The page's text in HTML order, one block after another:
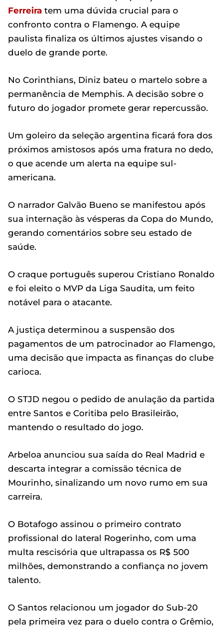
Ferreira tem uma dúvida crucial para o
confronto contra o Flamengo. A equipe
paulista finaliza os últimos ajustes visando o
duelo de grande porte.
No Corinthians, Diniz bateu o martelo sobre a
permanência de Memphis. A decisão sobre o
futuro do jogador promete gerar repercussão.
Um goleiro da seleção argentina ficará fora dos
próximos amistosos após uma fratura no dedo,
o que acende um alerta na equipe sul-
americana.
O narrador Galvão Bueno se manifestou após
sua internação às vésperas da Copa do Mundo,
gerando comentários sobre seu estado de
saúde.
O craque português superou Cristiano Ronaldo
e foi eleito o MVP da Liga Saudita, um feito
notável para o atacante.
A justiça determinou a suspensão dos
pagamentos de um patrocinador ao Flamengo,
uma decisão que impacta as finanças do clube
carioca.
O STJD negou o pedido de anulação da partida
entre Santos e Coritiba pelo Brasileirão,
mantendo o resultado do jogo.
Arbeloa anunciou sua saída do Real Madrid e
descarta integrar a comissão técnica de
Mourinho, sinalizando um novo rumo em sua
carreira.
O Botafogo assinou o primeiro contrato
profissional do lateral Rogerinho, com uma
multa rescisória que ultrapassa os R$ 500
milhões, demonstrando a confiança no jovem
talento.
O Santos relacionou um jogador do Sub-20
pela primeira vez para o duelo contra o Grêmio,